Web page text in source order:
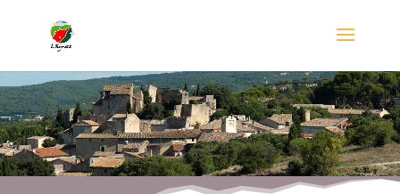
Démarches Administratives